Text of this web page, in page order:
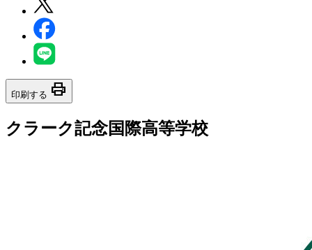
印刷する print
クラーク記念国際高等学校